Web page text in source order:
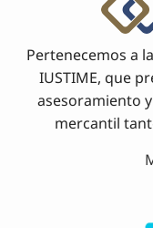
Pertenecemos a
IUSTIME, que
asesoramiento
mercantil